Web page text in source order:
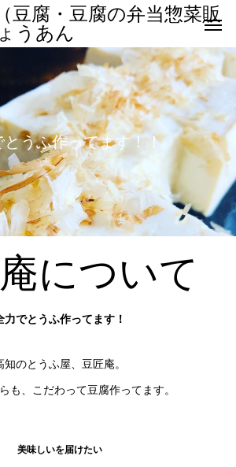
豆腐・豆腐の弁当惣菜販
うあん
とうふ作ってます！！
について
力でとうふ作ってます！
知のとうふ屋、豆匠庵。
も、こだわって豆腐作ってます。
美味しいを届けたい